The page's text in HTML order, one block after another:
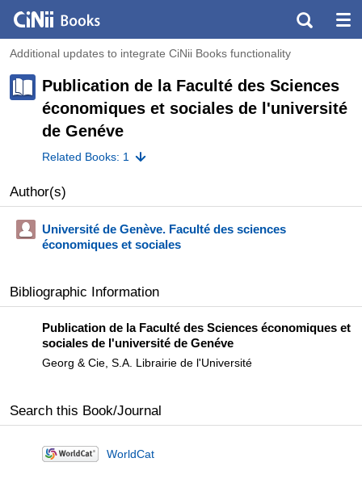
Additional updates to integrate CiNii Books functionality
Publication de la Faculté des Sciences
économiques et sociales de l'université
de Genéve
Related Books: 1
Author(s)
Université de Genève. Faculté des sciences
économiques et sociales
Bibliographic Information
Publication de la Faculté des Sciences économiques et
sociales de l'université de Genéve
Georg & Cie, S.A. Librairie de l'Université
Search this Book/Journal
WorldCat